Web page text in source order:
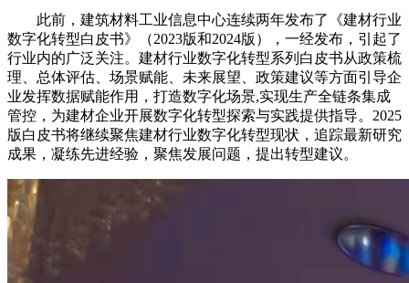
此前，建筑材料工业信息中心连续两年发布了《建材行业
数字化转型白皮书》（2023版和2024版），一经发布，引起了
行业内的广泛关注。建材行业数字化转型系列白皮书从政策梳
理、总体评估、场景赋能、未来展望、政策建议等方面引导企
业发挥数据赋能作用，打造数字化场景,实现生产全链条集成
管控，为建材企业开展数字化转型探索与实践提供指导。2025
版白皮书将继续聚焦建材行业数字化转型现状，追踪最新研究
成果，凝练先进经验，聚焦发展问题，提出转型建议。